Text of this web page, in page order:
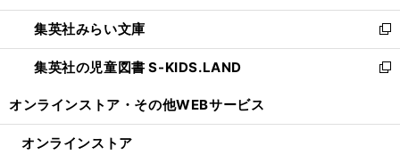
開
く
ウ
で
開
く
ン
ド
ウ
で
ウ
ィ
ン
ド
開
集英社みらい文庫
新
し
い
ン
集英社の児童図書 S-KIDS.LAND
新
ウ
オンラインストア・ その他WEBサービス
オンラインストア